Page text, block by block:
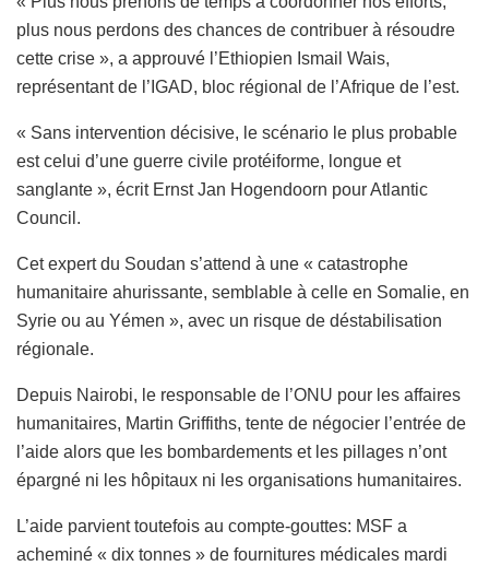
plus nous perdons des chances de contribuer à résoudre
cette crise », a approuvé l’Ethiopien Ismail Wais,
représentant de l’IGAD, bloc régional de l’Afrique de l’est.
« Sans intervention décisive, le scénario le plus probable
est celui d’une guerre civile protéiforme, longue et
sanglante », écrit Ernst Jan Hogendoorn pour Atlantic
Council.
Cet expert du Soudan s’attend à une « catastrophe
humanitaire ahurissante, semblable à celle en Somalie, en
Syrie ou au Yémen », avec un risque de déstabilisation
régionale.
Depuis Nairobi, le responsable de l’ONU pour les affaires
humanitaires, Martin Griffiths, tente de négocier l’entrée de
l’aide alors que les bombardements et les pillages n’ont
épargné ni les hôpitaux ni les organisations humanitaires.
L’aide parvient toutefois au compte-gouttes: MSF a
acheminé « dix tonnes » de fournitures médicales mardi